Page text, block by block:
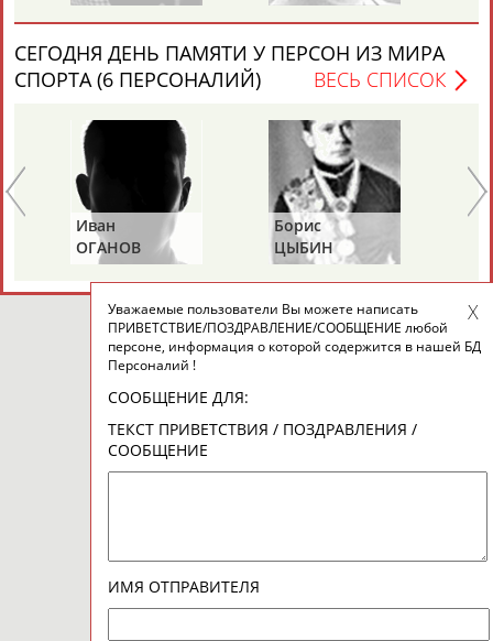
СЕГОДНЯ ДЕНЬ ПАМЯТИ У ПЕРСОН ИЗ МИРА
СПОРТА (6 ПЕРСОНАЛИЙ)
ВЕСЬ СПИСОК
Иван
ОГАНОВ
Борис
ЦЫБИН
Уважаемые пользователи Вы можете написать
ПРИВЕТСТВИЕ/ПОЗДРАВЛЕНИЕ/СООБЩЕНИЕ любой
персоне, информация о которой содержится в нашей БД
Персоналий !
СООБЩЕНИЕ ДЛЯ:
ТЕКСТ ПРИВЕТСТВИЯ / ПОЗДРАВЛЕНИЯ /
СООБЩЕНИЕ
ИМЯ ОТПРАВИТЕЛЯ